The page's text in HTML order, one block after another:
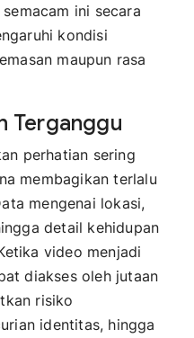
ini secara
kondisi
maupun rasa
Terganggu
perhatian sering
membagikan terlalu
mengenai lokasi,
detail kehidupan
video menjadi
diakses oleh jutaan
risiko
identitas, hingga